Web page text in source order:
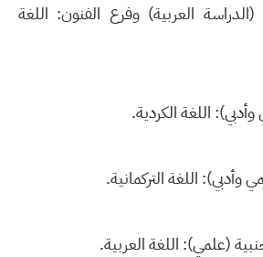
(الدراسة العربية) وفرع الفنون: اللغة
اللغة الكردية.
وأدبي): اللغة التركمانية.
(علمي): اللغة العربية.